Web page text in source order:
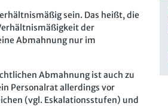
sein. Das heißt, die
der
Abmahnung nur im
Abmahnung ist auch zu
Personalrat allerdings vor
(vgl. Eskalationsstufen) und